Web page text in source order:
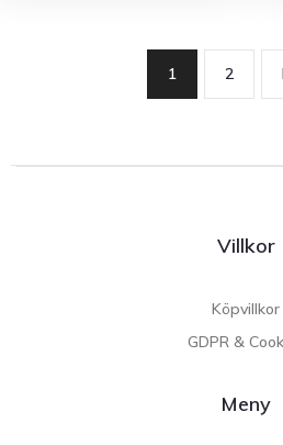
1 2
Villkor
Köpvillkor
GDPR &
Meny